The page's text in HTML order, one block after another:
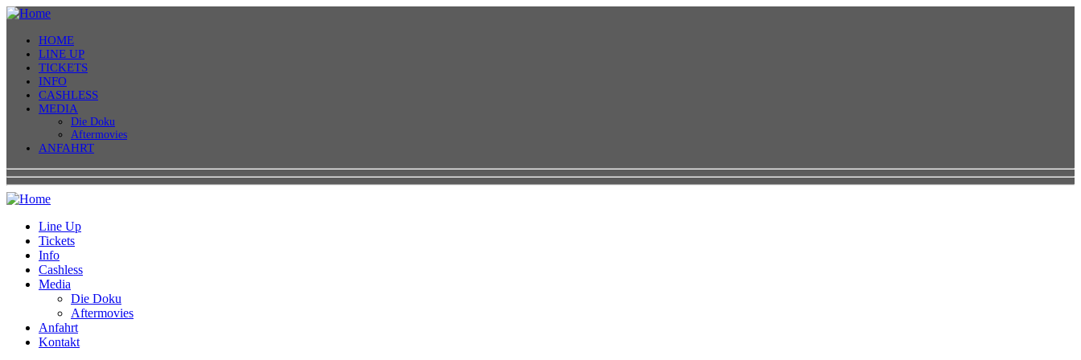
HOME
LINE UP
TICKETS
INFO
CASHLESS
MEDIA
Die Doku
Aftermovies
ANFAHRT
Line Up
Tickets
Info
Cashless
Media
Die Doku
Aftermovies
Anfahrt
Kontakt